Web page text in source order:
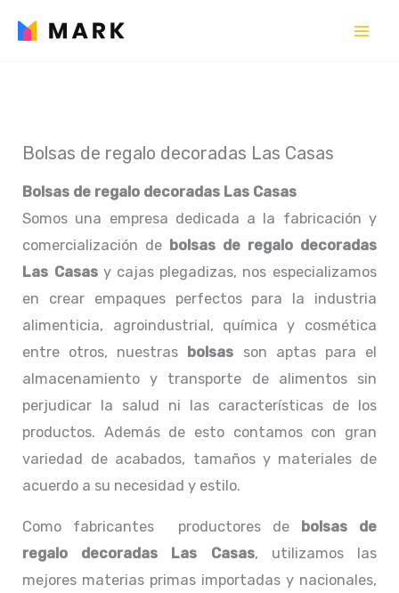
Bolsas de regalo decoradas Las Casas
Bolsas de regalo decoradas Las Casas
Somos una empresa dedicada a la fabricación y
comercialización de bolsas de regalo decoradas
Las Casasy cajas plegadizas, nos especializamos
en crear empaques perfectos para la industria
alimenticia, agroindustrial, química y cosmética
entre otros, nuestras bolsas son aptas para el
almacenamiento y transporte de alimentos sin
perjudicar la salud ni las características de los
productos. Además de esto contamos con gran
variedad de acabados, tamaños y materiales de
acuerdo a su necesidad y estilo.
Como fabricantes productores de bolsas de
regalo decoradas Las Casas, utilizamos las
mejores materias primas importadas y nacionales,